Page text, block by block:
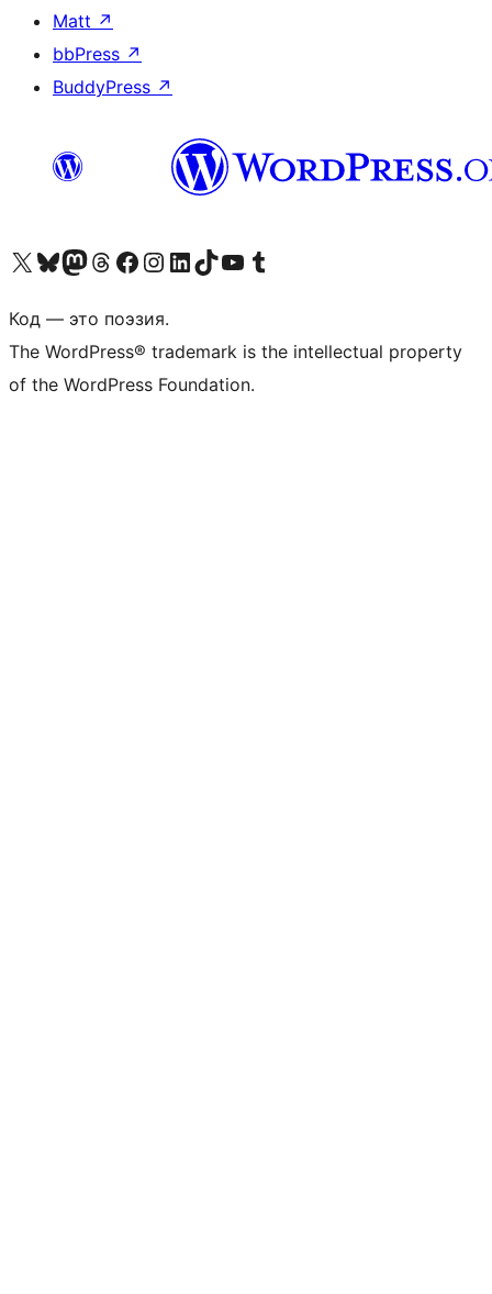
Matt ↗
bbPress ↗
BuddyPress ↗
Посетите нас в X (ранее Twitter)
Посетите нашу учётную запись в Bluesky
Посетите нашу ленту в Mastodon
Посетите нашу учётную запись в Threads
Посетите нашу страницу на Facebook
Посетите наш Instagram
Посетите нашу страницу в LinkedIn
Посетите нашу учётную запись в TikTok
Посетите наш канал YouTube
Посетите нашу учётную запись в Tumblr
Код — это поэзия.
The WordPress® trademark is the intellectual property
of the WordPress Foundation.